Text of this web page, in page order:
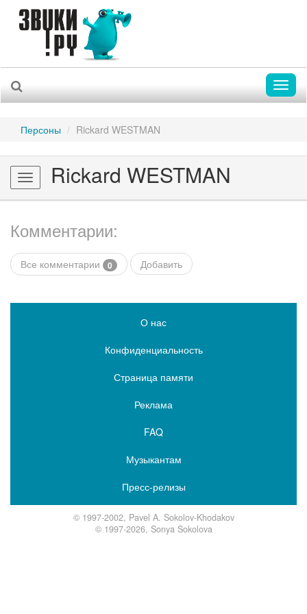
Персоны Rickard WESTMAN
Toggle
navigation
Rickard WESTMAN
Комментарии:
Все комментарии 0 Добавить
О нас
Конфиденциальность
Страница памяти
Реклама
FAQ
Музыкантам
Пресс-релизы
© 1997-2002, Pavel A. Sokolov-Khodakov
© 1997-2026, Sonya Sokolova